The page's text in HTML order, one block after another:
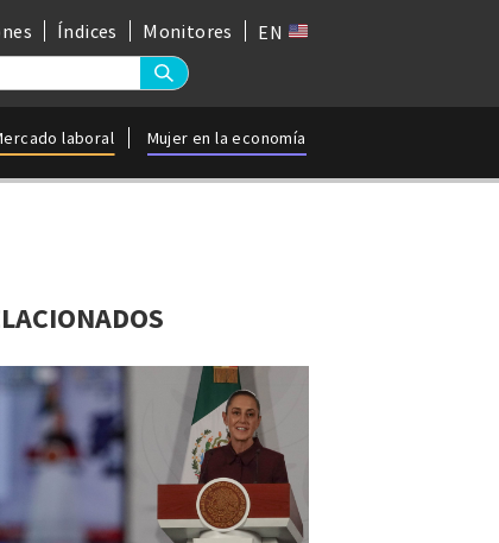
Índices Monitores EN
laboral Mujer en la economía